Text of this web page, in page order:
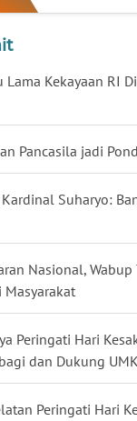
Lama Kekayaan RI
Pancasila jadi
Kardinal Suharyo:
Nasional, Wabup
Masyarakat
Peringati Hari
dan Dukung
Peringati Hari